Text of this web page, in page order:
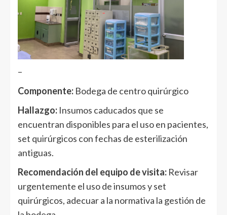
–
Componente: Bodega de centro quirúrgico
Hallazgo: Insumos caducados que se
encuentran disponibles para el uso en pacientes,
set quirúrgicos con fechas de esterilización
antiguas.
Recomendación del equipo de visita: Revisar
urgentemente el uso de insumos y set
quirúrgicos, adecuar a la normativa la gestión de